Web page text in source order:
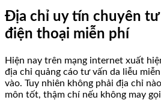
Địa chỉ uy tín chuyên tư
điện thoại miễn phí
Hiện nay trên mạng internet xuất
địa chỉ quảng cáo tư vấn da liễu
vào. Tuy nhiên không phải địa chỉ
môn tốt, thậm chí nếu không may